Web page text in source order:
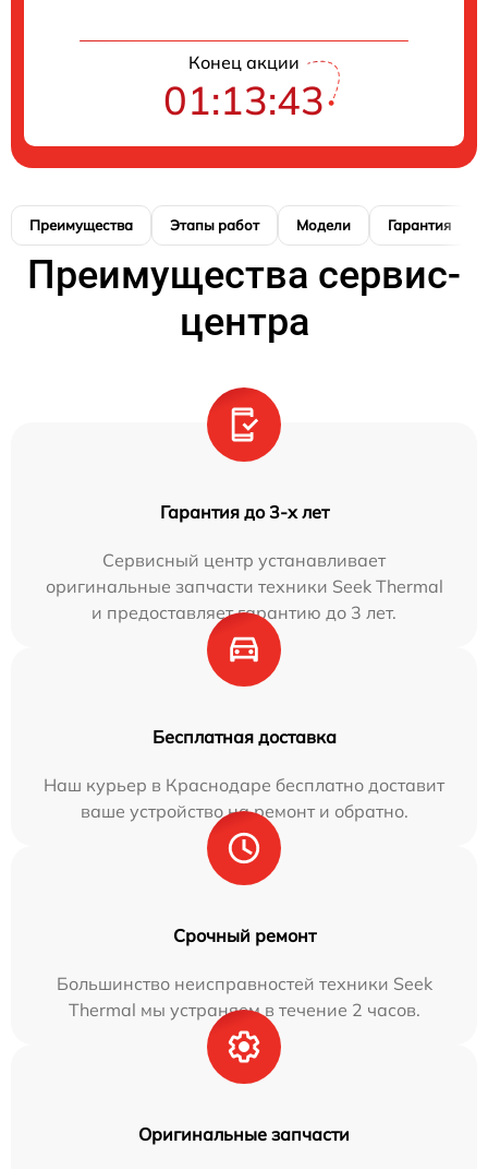
Конец акции
01:13:42
Преимущества Этапы работ Модели Гарантия
Преимущества сервис-
центра
Гарантия до 3-х лет
Сервисный центр устанавливает
оригинальные запчасти техники Seek Thermal
и предоставляет гарантию до 3 лет.
Бесплатная доставка
Наш курьер в Краснодаре бесплатно доставит
ваше устройство на ремонт и обратно.
Срочный ремонт
Большинство неисправностей техники Seek
Thermal мы устраняем в течение 2 часов.
Оригинальные запчасти